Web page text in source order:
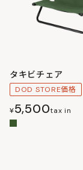
タキビチェア
DOD STORE価格
¥5,500tax in